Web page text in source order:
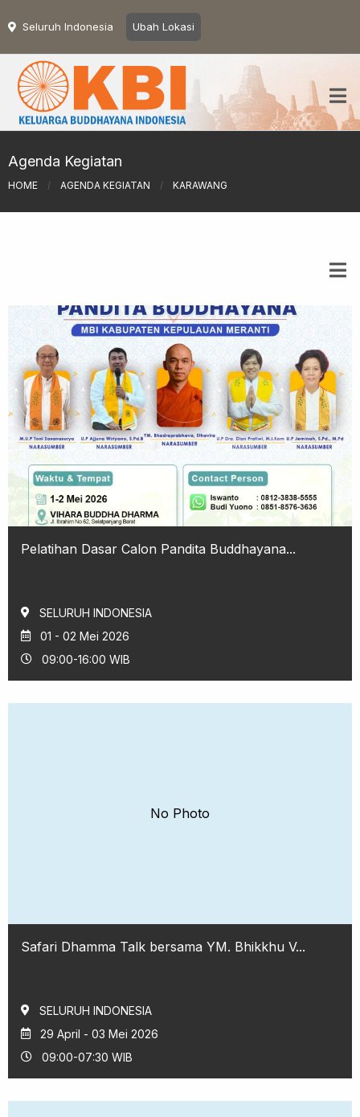
Seluruh Indonesia Ubah Lokasi
Agenda Kegiatan
HOME / AGENDA KEGIATAN / KARAWANG
Pelatihan Dasar Calon Pandita Buddhayana...
SELURUH INDONESIA
01 - 02 Mei 2026
09:00-16:00 WIB
No Photo
Safari Dhamma Talk bersama YM. Bhikkhu V...
SELURUH INDONESIA
29 April - 03 Mei 2026
09:00-07:30 WIB